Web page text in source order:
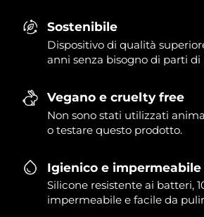
Sostenibile
Dispositivo di qualità
anni senza bisogno di parti
Vegano e cruelty free
Non sono stati utilizzati
o testare questo prodotto.
Igienico e impermeabile
Silicone resistente ai batteri,
impermeabile e facile da